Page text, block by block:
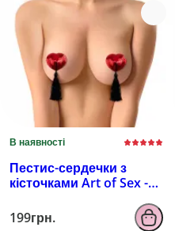
В наявності
Пестис-сердечки з
кісточками Art of Sex -
червоний
199грн.